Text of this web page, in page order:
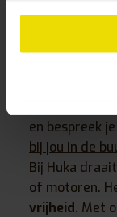
Beantwoord
en bespreek
bij jou in de
Bij Huka
of motoren.
vrijheid. Met